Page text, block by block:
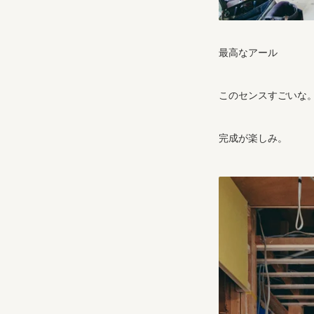
最高なアール
このセンスすごいな
完成が楽しみ。